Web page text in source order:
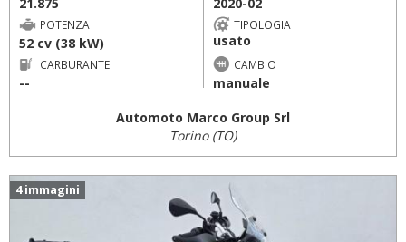
POTENZA
52 cv (38 kW)
TIPOLOGIA
usato
CARBURANTE
--
CAMBIO
manuale
Automoto Marco Group Srl
Torino (TO)
4 immagini